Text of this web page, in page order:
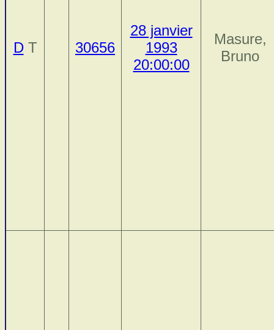
DT 30656
28 janvier
1993
20:00:00
Masure,
Bruno